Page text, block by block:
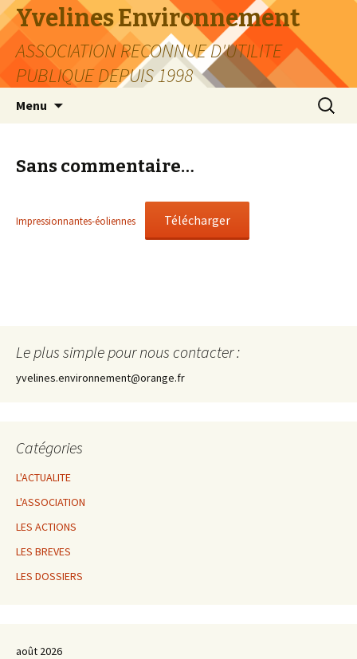
Yvelines Environnement
ASSOCIATION RECONNUE D'UTILITE
PUBLIQUE DEPUIS 1998
Menu
Sans commentaire…
Impressionnantes-éoliennes Télécharger
Le plus simple pour nous contacter :
yvelines.environnement@orange.fr
Catégories
L'ACTUALITE
L'ASSOCIATION
LES ACTIONS
LES BREVES
LES DOSSIERS
août 2026